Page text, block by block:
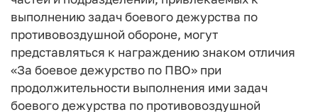
выполнению задач боевого дежурства по
противовоздушной обороне, могут
представляться к награждению знаком отличия
«За боевое дежурство по ПВО» при
продолжительности выполнения ими задач
боевого дежурства по противовоздушной